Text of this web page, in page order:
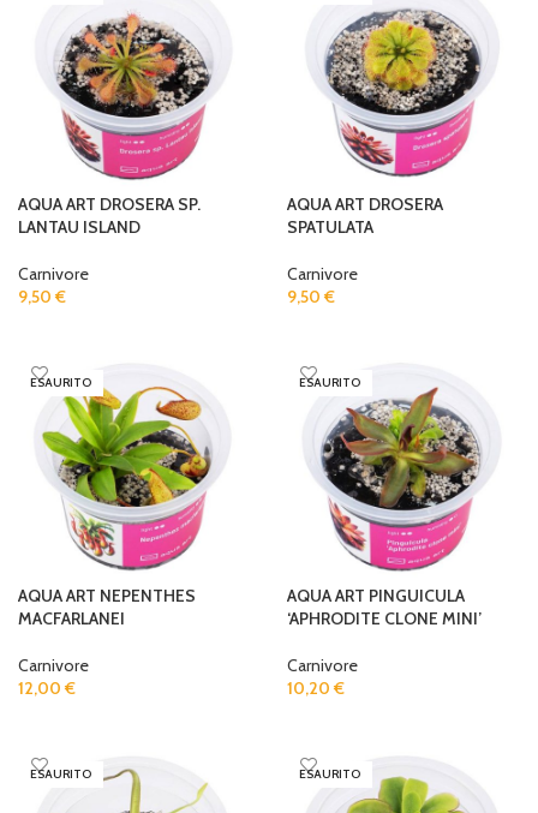
AQUA ART DROSERA SP.
LANTAU ISLAND
Carnivore
9,50 €
AQUA ART DROSERA
SPATULATA
Carnivore
9,50 €
ESAURITO
AQUA ART NEPENTHES
MACFARLANEI
Carnivore
12,00 €
ESAURITO
AQUA ART PINGUICULA
‘APHRODITE CLONE MINI’
Carnivore
10,20 €
ESAURITO ESAURITO